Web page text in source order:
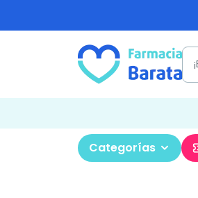
Categorías